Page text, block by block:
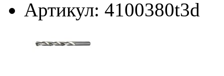
Артикул: 4100380t3d